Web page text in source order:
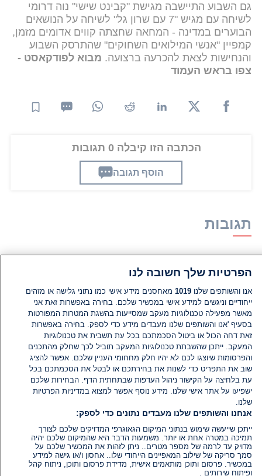
גם השבוע התיישבה מגישת "קבינט שישי" נוה דרומי
לשיחה עם מגיש "7 עם שרון גל" לשיחה על הנושאים
הבוערים במדינה - המחאה שחצתה קווים אדומים מזמן,
קמפיין "אנשי המילואים השחוקים" שהתרסק השבוע
והנחישות לצאת להכרעה ברצועה. מבוא לפודקאסט -
צפו בראש העמוד
הכתבה הזו קיבלה 0 תגובות
הוסף תגובה
תגובות
אין עדיין תגובות. היה הראשון להגיב
הוסף תגובה
הפרטיות שלך חשובה לנו
אנו והשותפים שלנו1019 מאחסנים מידע אישי כמו נתוני גלישה או מזהים
ייחודיים וניגשים למידע אישי במכשיר שלכם. בחירה באפשרות זאת אני
מאשר מפעילה טכנולוגיות מעקב שמסייעות בהשגת המטרות המפורטות
בסעיף 'אנו והשותפים שלנו מעבדים מידע כדי לספק. בחירה באפשרות
זאת דחה הכול או ביטול הסכמתכם בכל עת תשבית את טכנולוגיות
המעקב. ייתכן שהשבתת טכנולוגיות המעקב תוביל לכך שחלק מהתכנים
והפרסומות שיוצגו לכם לא יהיו חלק מחחומי העניין שלכם. אפשר להציג
שוב את התפריט כדי לשנות את בחירתכם או לבטל את הסכמתכם בכל
עת בלחיצה על הקישור ניהול העדפות שבתחתית הדף. הבחירות שלכם
ישפיעו על אתר אישי שלנו. מידע נוסף אפשר למצוא במדיניות הפרטיות
שלנו.
אנחנו והשותפים שלנו מעבדים נתונים כדי לספק:
ייתכן שייעשה שימוש בנתוני המיקום הגאוגרפי המדויקים שלכם לצורך
תמיכה במטרה אחת או יותר. משמעות הדבר היא שהמיקום שלכם יהיה
מדויק עד לרמה של מספר מטרים.. ניתן לזהות את המכשיר שלכם על
סמך סריקה של שילוב המאפיינים הייחודי שלו.. אחסון ו/או גישה למידע
במכשיר. פרסום ותוכן מותאמים אישית, מדידת פרסום ותוכן, ניתוח קהל
ופיתוח שירותים .